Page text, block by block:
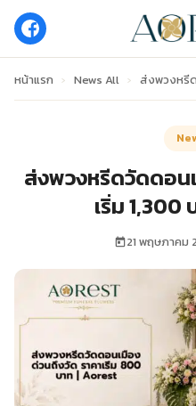
หน้าแรก › News All › ส่งพวงหรี
ส่งพวงหรีดวัดดอน
เริ่ม 1,300
21 พฤษภาคม